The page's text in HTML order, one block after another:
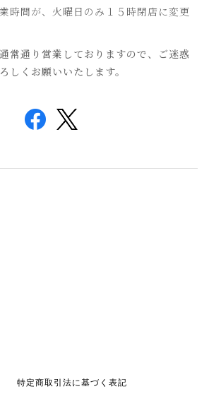
時間が、火曜日のみ１５時閉店に変更
常通り営業しておりますので、ご迷惑
しくお願いいたします。
特定商取引法に基づく表記